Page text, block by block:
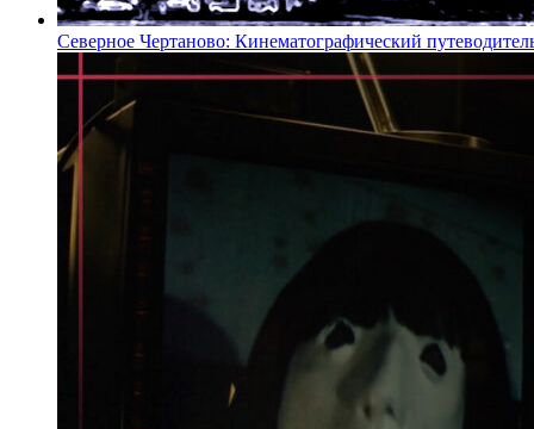
Северное Чертаново: Кинематографический